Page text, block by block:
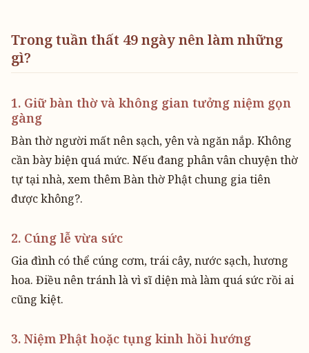
Trong tuần thất 49 ngày nên làm những
gì?
1. Giữ bàn thờ và không gian tưởng niệm gọn
gàng
Bàn thờ người mất nên sạch, yên và ngăn nắp. Không
cần bày biện quá mức. Nếu đang phân vân chuyện thờ
tự tại nhà, xem thêm Bàn thờ Phật chung gia tiên
được không?.
2. Cúng lễ vừa sức
Gia đình có thể cúng cơm, trái cây, nước sạch, hương
hoa. Điều nên tránh là vì sĩ diện mà làm quá sức rồi ai
cũng kiệt.
3. Niệm Phật hoặc tụng kinh hồi hướng